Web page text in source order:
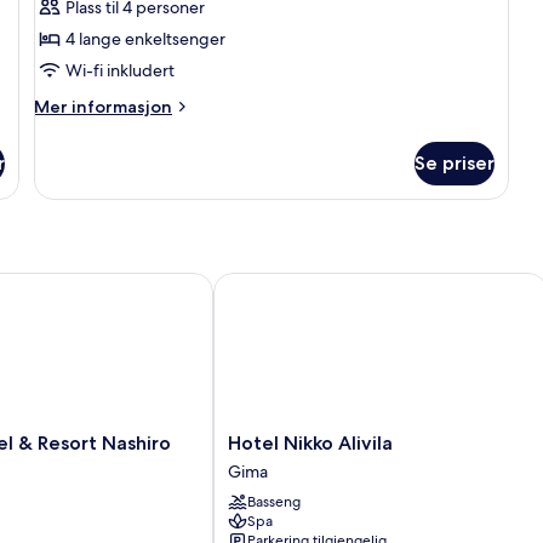
deluxe,
flere
senger,
røyk,
Oceanfront)
Plass til 4 personer
4 lange enkeltsenger
Wi-fi inkludert
Mer informasjon
Mer
–
ikke-
Se priser
& Resort Nashiro
Resort Nashiro Beach
Hotel
Nikko
Alivila
Gima
Hotel Nikko Alivila
Gima
Basseng
Spa
Hotel Nikko Alivila